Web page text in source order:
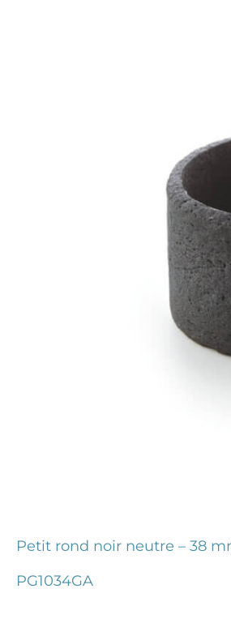
Petit rond noir neutre – 38
PG1034GA